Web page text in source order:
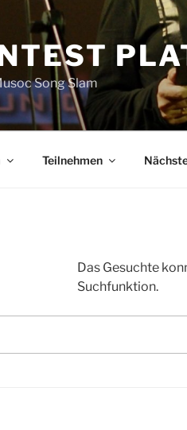
Song Slam
Teilnehmen
Das Gesuchte
Suchfunktion.